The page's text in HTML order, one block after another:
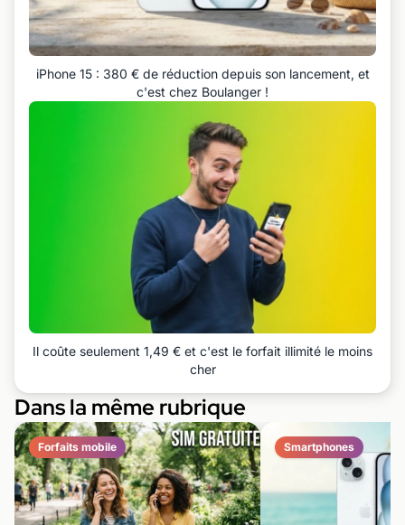
iPhone 15 : 380 € de réduction depuis son lancement, et
c'est chez Boulanger !
Il coûte seulement 1,49 € et c'est le forfait illimité le moins
cher
Dans la même rubrique
Forfaits mobile Smartphones